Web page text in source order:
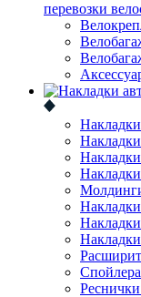
перевозки
Накладки
Спойлера